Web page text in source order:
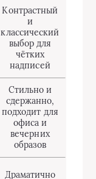
Контрастный
и
классический
выбор для
чётких
надписей
Стильно и
сдержанно,
подходит для
офиса и
вечерних
образов
Драматично